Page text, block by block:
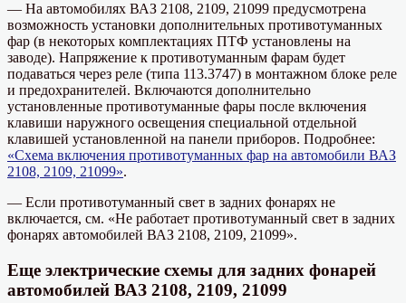
— На автомобилях ВАЗ 2108, 2109, 21099 предусмотрена
возможность установки дополнительных противотуманных
фар (в некоторых комплектациях ПТФ установлены на
заводе). Напряжение к противотуманным фарам будет
подаваться через реле (типа 113.3747) в монтажном блоке реле
и предохранителей. Включаются дополнительно
установленные противотуманные фары после включения
клавиши наружного освещения специальной отдельной
клавишей установленной на панели приборов. Подробнее:
«Схема включения противотуманных фар на автомобили ВАЗ
2108, 2109, 21099».
— Если противотуманный свет в задних фонарях не
включается, см. «Не работает противотуманный свет в задних
фонарях автомобилей ВАЗ 2108, 2109, 21099».
Еще электрические схемы для задних фонарей
автомобилей ВАЗ 2108, 2109, 21099